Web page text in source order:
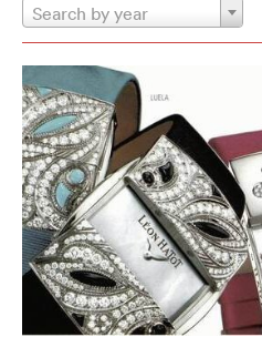
Search by year